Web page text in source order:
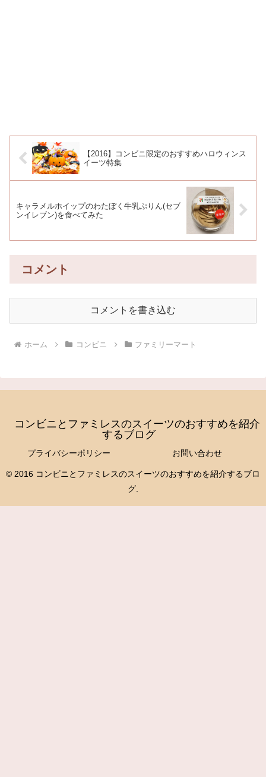
【2016】コンビニ限定のおすすめハロウィンス
イーツ特集
キャラメルホイップのわたぼく牛乳ぷりん(セブ
ンイレブン)を食べてみた
コメント
コメントを書き込む
ホーム コンビニ ファミリーマート
コンビニとファミレスのスイーツのおすすめを紹介
するブログ
プライバシーポリシー お問い合わせ
© 2016 コンビニとファミレスのスイーツのおすすめを紹介するブロ
グ.